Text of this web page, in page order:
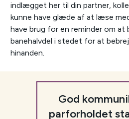
indlægget her til din partner,
kunne have glæde af at læse
have brug for en reminder om at
banehalvdel i stedet for at
hinanden.
God
parforholdet